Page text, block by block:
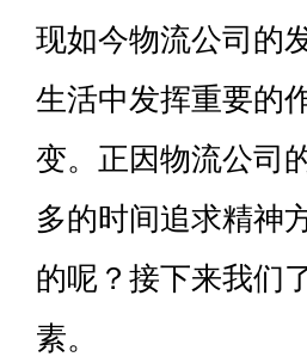
现如今物流公司的
生活中发挥重要的
变。正因物流公司
多的时间追求精神
的呢？接下来我们
素。